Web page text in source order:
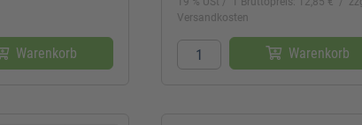
Warenkorb
Versandkosten
Warenkorb